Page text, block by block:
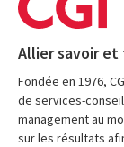
Allier savoir et
Fondée en 1976,
de services-
management au
sur les résultats